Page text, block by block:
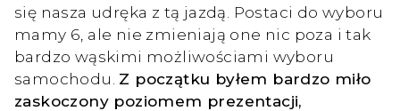
się nasza udręka z tą jazdą. Postaci do wyboru
mamy 6, ale nie zmieniają one nic poza i tak
bardzo wąskimi możliwościami wyboru
samochodu. Z początku byłem bardzo miło
zaskoczony poziomem prezentacji,